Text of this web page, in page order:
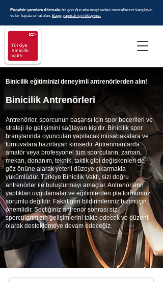
Engelsiz yarınlara dörtnala; bir çocuğun atla terapi tedavi masraflarınız karşılayın
ve bir hayata umut olun. Bağış yapmak için tıklayınız.
Binicilik eğitiminizi deneyimli antrenörlerden alın!
Binicilik Antrenörleri
Antrenörler, sporcunun başarısı için spor becerileri ve
strateji ile gelişimini sağlayan kişidir. Binicilik spor
branşlarında oyuncuları yapılacak müsabakalara ve
turnuvalara hazırlayan kimsedir. Antrenmanlarda
amatör veya profesyonel tüm sporcuların, zaman,
mekan, donanım, teknik, taktik gibi değişkenleri de
göz önüne alarak yeterli düzeye çıkarmakla
yükümlüdür. Türkiye Binicilik Vakfı, sizi doğru
antrenörler ile buluşturmayı amaçlar. Antrenörlerin
yaptıkları uygulamalar ve eğitimlerden platformumuz
sorumlu değildir. Fakat geri bildirimleriniz bizim için
önemlidir. Seçtiğiniz antrenör sonrası siz
sporcularımızın gelişimlerini takip edecek ve düzenli
olarak desteklemeye devam edeceğiz.